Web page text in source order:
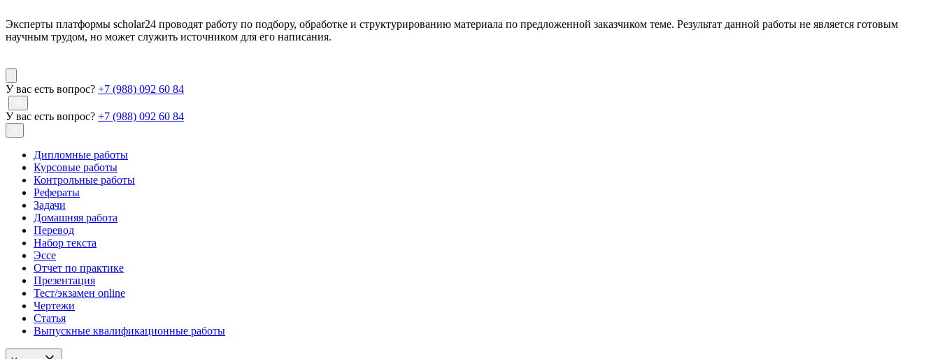
Эксперты платформы scholar24 проводят работу по подбору, обработке и структурированию материала по предложенной заказчиком теме. Результат данной работы не является готовым
научным трудом, но может служить источником для его написания.
У вас есть вопрос? +7 (988) 092 60 84
У вас есть вопрос? +7 (988) 092 60 84
Дипломные работы
Курсовые работы
Контрольные работы
Рефераты
Задачи
Домашняя работа
Перевод
Набор текста
Эссе
Отчет по практике
Презентация
Тест/экзамен online
Чертежи
Статья
Выпускные квалификационные работы